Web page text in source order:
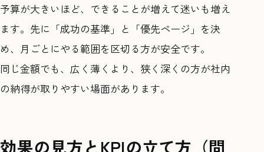
予算が大きいほど、できることが増えて迷いも増え
ます。先に「成功の基準」と「優先ページ」を決
め、月ごとにやる範囲を区切る方が安全です。
同じ金額でも、広く薄くより、狭く深くの方が社内
の納得が取りやすい場面があります。
効果の見方とKPIの立て方（問